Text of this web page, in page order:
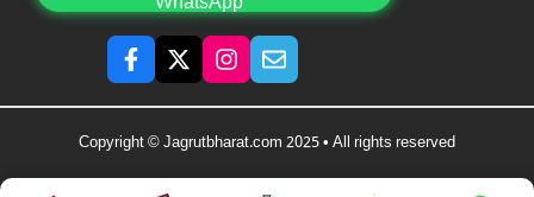
Copyright © Jagrutbharat.com 2025 • All rights reserved